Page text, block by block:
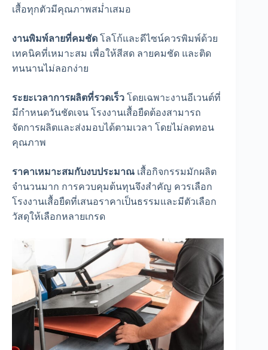
เสื้อทุกตัวมีคุณภาพสม่ำเสมอ
งานพิมพ์ลายที่คมชัด โลโก้และดีไซน์ควรพิมพ์ด้วย
เทคนิคที่เหมาะสม เพื่อให้สีสด ลายคมชัด และติด
ทนนานไม่ลอกง่าย
ระยะเวลาการผลิตที่รวดเร็ว โดยเฉพาะงานอีเวนต์ที่
มีกำหนดวันชัดเจน โรงงานเสื้อยืดต้องสามารถ
จัดการผลิตและส่งมอบได้ตามเวลา โดยไม่ลดทอน
คุณภาพ
ราคาเหมาะสมกับงบประมาณ เสื้อกิจกรรมมักผลิต
จำนวนมาก การควบคุมต้นทุนจึงสำคัญ ควรเลือก
โรงงานเสื้อยืดที่เสนอราคาเป็นธรรมและมีตัวเลือก
วัสดุให้เลือกหลายเกรด